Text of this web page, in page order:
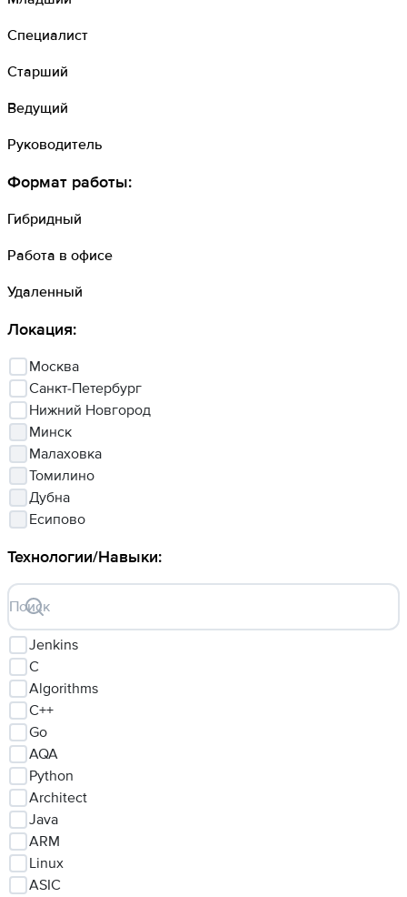
Специалист
Старший
Ведущий
Руководитель
Формат работы:
Гибридный
Работа в офисе
Удаленный
Локация:
Москва
Санкт-Петербург
Нижний Новгород
Минск
Малаховка
Томилино
Дубна
Есипово
Технологии/Навыки:
Поиск
Jenkins
C
Algorithms
C++
Go
AQA
Python
Architect
Java
ARM
Linux
ASIC